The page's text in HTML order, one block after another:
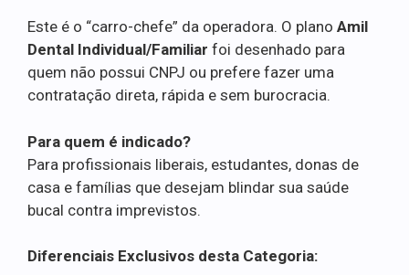
Este é o “carro-chefe” da operadora. O plano Amil
Dental Individual/Familiar foi desenhado para
quem não possui CNPJ ou prefere fazer uma
contratação direta, rápida e sem burocracia.
Para quem é indicado?
Para profissionais liberais, estudantes, donas de
casa e famílias que desejam blindar sua saúde
bucal contra imprevistos.
Diferenciais Exclusivos desta Categoria: